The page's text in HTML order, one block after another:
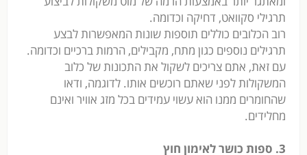
תרגילי סקוואט, דחיקה וכדומה.
רוב הכלובים כוללים תוספות שונות המאפשרות לבצע
תרגילים נוספים כגון מתח, מקבילים, הרמות ברכיים וכדומה.
עם זאת, אתם צריכים לשקול את התכונות של כלוב
המשקולות לפני שאתם רוכשים אותו. לדוגמה, ודאו
שהחומרים ממנו הוא עשוי עמידים בכל מזג אוויר ואינם
מחלידים.
3. ספות כושר לאימון חוץ